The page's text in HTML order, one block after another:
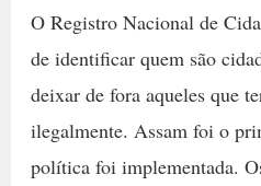
O Registro Nacional de
de identificar quem são
deixar de fora aqueles que
ilegalmente. Assam foi o
política foi implementada.